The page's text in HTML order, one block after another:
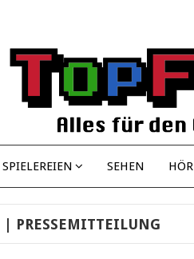
SPIELEREIEN SEHEN
| PRESSEMITTEILUNG